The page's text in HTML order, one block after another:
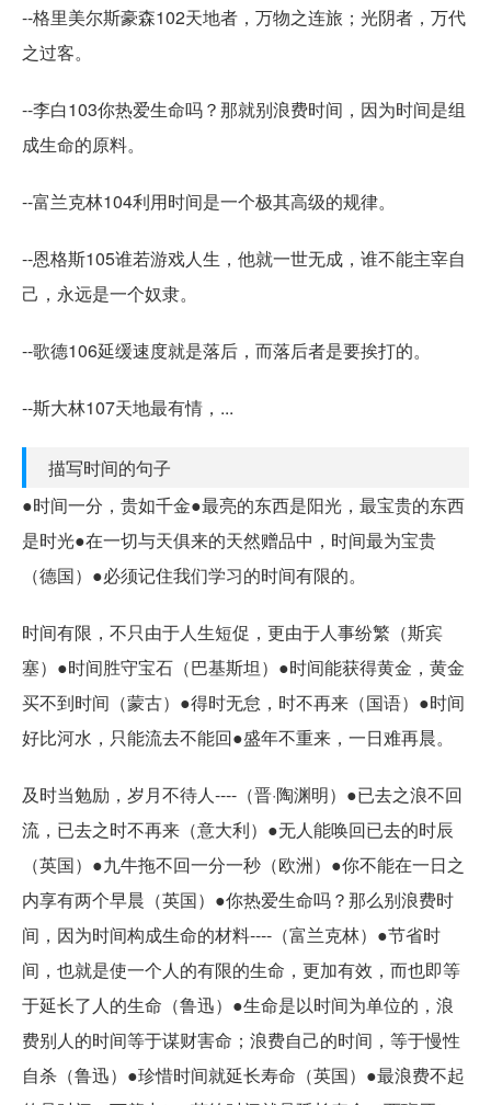
--格里美尔斯豪森102天地者，万物之连旅；光阴者，万代
之过客。
--李白103你热爱生命吗？那就别浪费时间，因为时间是组
成生命的原料。
--富兰克林104利用时间是一个极其高级的规律。
--恩格斯105谁若游戏人生，他就一世无成，谁不能主宰自
己，永远是一个奴隶。
--歌德106延缓速度就是落后，而落后者是要挨打的。
--斯大林107天地最有情，...
描写时间的句子
●时间一分，贵如千金●最亮的东西是阳光，最宝贵的东西
是时光●在一切与天俱来的天然赠品中，时间最为宝贵
（德国）●必须记住我们学习的时间有限的。
时间有限，不只由于人生短促，更由于人事纷繁（斯宾
塞）●时间胜守宝石（巴基斯坦）●时间能获得黄金，黄金
买不到时间（蒙古）●得时无怠，时不再来（国语）●时间
好比河水，只能流去不能回●盛年不重来，一日难再晨。
及时当勉励，岁月不待人----（晋·陶渊明）●已去之浪不回
流，已去之时不再来（意大利）●无人能唤回已去的时辰
（英国）●九牛拖不回一分一秒（欧洲）●你不能在一日之
内享有两个早晨（英国）●你热爱生命吗？那么别浪费时
间，因为时间构成生命的材料----（富兰克林）●节省时
间，也就是使一个人的有限的生命，更加有效，而也即等
于延长了人的生命（鲁迅）●生命是以时间为单位的，浪
费别人的时间等于谋财害命；浪费自己的时间，等于慢性
自杀（鲁迅）●珍惜时间就延长寿命（英国）●最浪费不起